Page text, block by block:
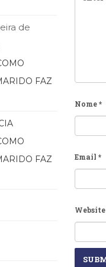
Nome*
Email *
de
FAZ
FAZ